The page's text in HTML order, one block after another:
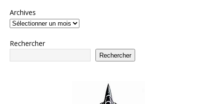
Archives
Rechercher
Rechercher